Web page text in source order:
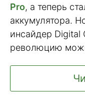
Pro, а теперь
аккумулятора.
инсайдер Digital
революцию